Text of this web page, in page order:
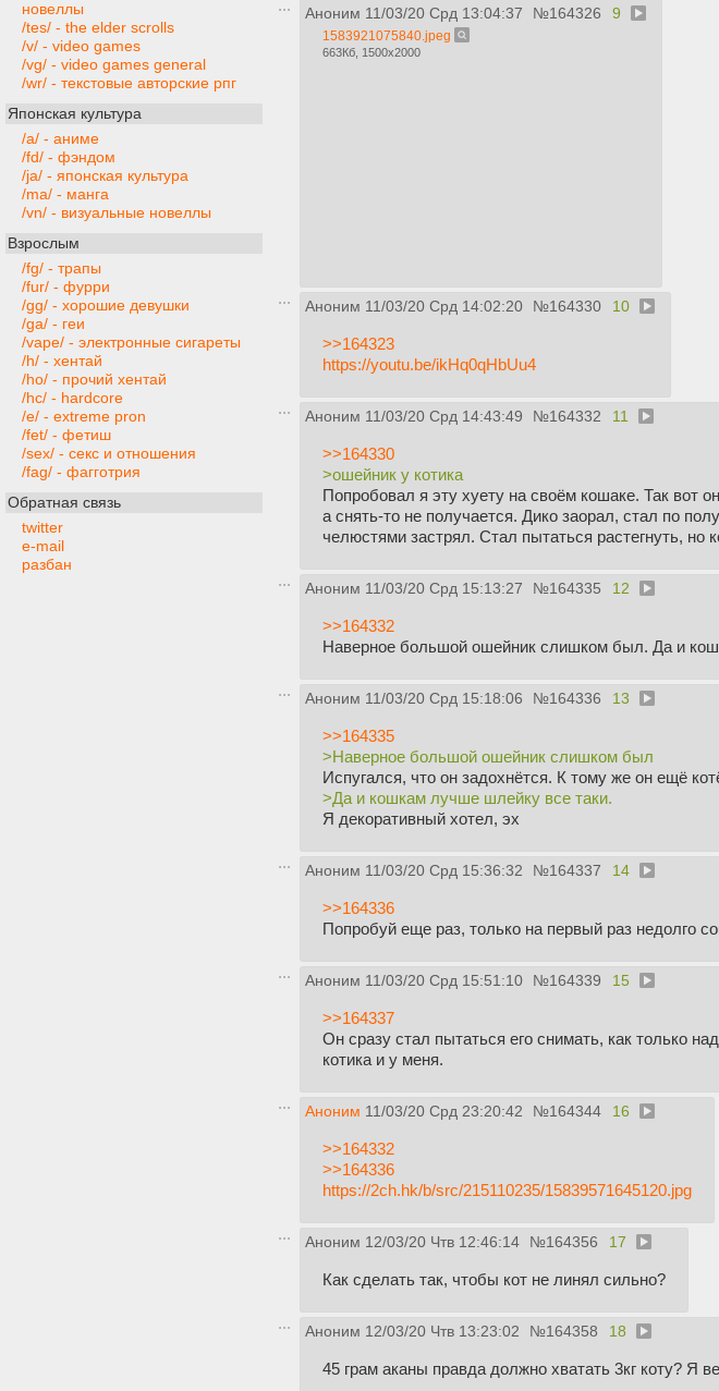
новеллы
/tes/ - the elder scrolls
/v/ - video games
/vg/ - video games general
/wr/ - текстовые авторские рпг
Японская культура
/a/ - аниме
/fd/ - фэндом
/ja/ - японская культура
/ma/ - манга
/vn/ - визуальные новеллы
Взрослым
/fg/ - трапы
/fur/ - фурри
/gg/ - хорошие девушки
/ga/ - геи
/vape/ - электронные сигареты
/h/ - хентай
/ho/ - прочий хентай
/hc/ - hardcore
/e/ - extreme pron
/fet/ - фетиш
/sex/ - секс и отношения
/fag/ - фагготрия
Обратная связь
twitter
e-mail
разбан
Аноним 11/03/20 Срд 13:04:37 №164326 9
1583921075840.jpeg
663Кб, 1500x2000
Аноним 11/03/20 Срд 14:02:20 №164330 10
>>164323
https://youtu.be/ikHq0qHbUu4
Аноним 11/03/20 Срд 14:43:49 №164332 11
>>164330
>ошейник у котика
Попробовал я эту хуету на своём кошаке. Так вот
а снять-то не получается. Дико заорал, стал по
челюстями застрял. Стал пытаться растегнуть,
Аноним 11/03/20 Срд 15:13:27 №164335 12
>>164332
Наверное большой ошейник слишком был. Да и
Аноним 11/03/20 Срд 15:18:06 №164336 13
>>164335
>Наверное большой ошейник слишком был
Испугался, что он задохнётся. К тому же он ещё
>Да и кошкам лучше шлейку все таки.
Я декоративный хотел, эх
Аноним 11/03/20 Срд 15:36:32 №164337 14
>>164336
Попробуй еще раз, только на первый раз недолго
Аноним 11/03/20 Срд 15:51:10 №164339 15
>>164337
Он сразу стал пытаться его снимать, как только
котика и у меня.
Аноним 11/03/20 Срд 23:20:42 №164344 16
>>164332
>>164336
https://2ch.hk/b/src/215110235/15839571645120.jpg
Аноним 12/03/20 Чтв 12:46:14 №164356 17
Как сделать так, чтобы кот не линял сильно?
Аноним 12/03/20 Чтв 13:23:02 №164358 18
45 грам аканы правда должно хватать 3кг коту? Я